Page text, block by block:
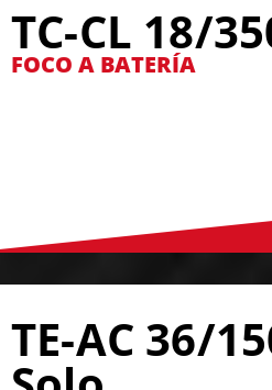
TC-CL 18/
FOCO A BATERÍA
TE-AC 36/